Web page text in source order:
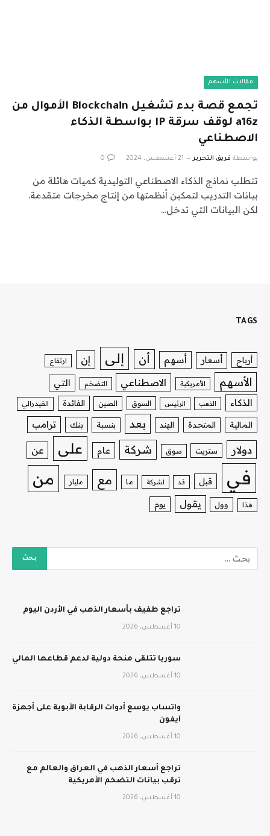
مقالات الأسهم
تجمع قصة بدء تشغيل Blockchain الأموال من
a16z لوقف سرقة IP بواسطة الذكاء
الاصطناعي
بواسطة فريق التحرير 21 أغسطس، 2024 0
تتطلب نماذج الذكاء الاصطناعي التوليدية كميات هائلة من
بيانات التدريب لتمكين أنظمتها من إنتاج مخرجات متقدمة.
لكن البيانات التي تدخل…
TAGS
أرباح أسعار أسهم أن إلى إن ارتفاع
الأسهم الأمريكية الاصطناعي التضخم
التي
الذكاء
الذهب الرئيس السوق الصين الفائدة الفيدرالي
المالية المتحدة الهند بعد بنسبة بنك ترامب
دولار ستريت سوق شركة عام على عن
في قبل قد لشركة ما مع مليار من
هذا وول يقول يوم
تراجع طفيف بأسعار الذهب في الأردن اليوم
10 أغسطس، 2026
سوريا تتلقى منحة دولية لدعم قطاعها المالي
10 أغسطس، 2026
واتساب يوسع أدوات الرقابة الأبوية على أجهزة
آيفون
10 أغسطس، 2026
تراجع أسعار الذهب في العراق والعالم مع
ترقب بيانات التضخم الأمريكية
10 أغسطس، 2026